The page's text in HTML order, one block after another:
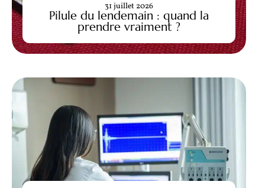
Pilule du lendemain : quand la
prendre vraiment ?
31 juillet 2026